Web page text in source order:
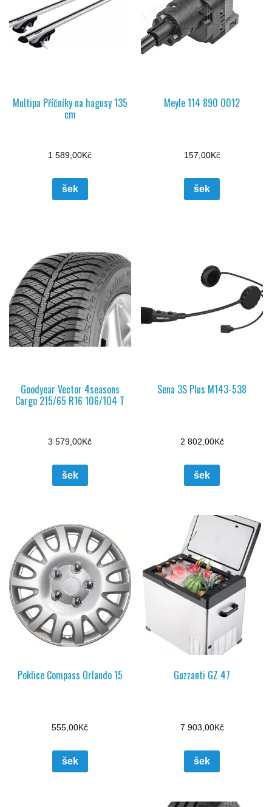
Multipa Příčníky na hagusy 135
cm
1 589,00Kč
šek
Meyle 114 890 0012
157,00Kč
šek
Goodyear Vector 4seasons
Cargo 215/65 R16 106/104 T
3 579,00Kč
šek
Sena 3S Plus M143-538
2 802,00Kč
šek
Poklice Compass Orlando 15
555,00Kč
šek
Guzzanti GZ 47
7 903,00Kč
šek